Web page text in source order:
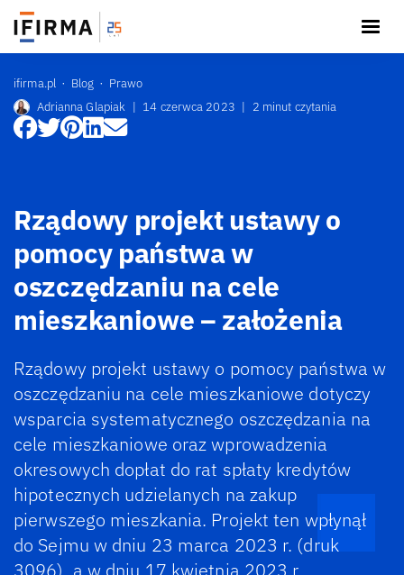
ifirma.pl Blog
Prawo
Adrianna Glapiak | 14 czerwca 2023 | 2 minut czytania
Rządowy projekt ustawy o
pomocy państwa w
oszczędzaniu na cele
mieszkaniowe – założenia
Rządowy projekt ustawy o pomocy państwa w
oszczędzaniu na cele mieszkaniowe dotyczy
wsparcia systematycznego oszczędzania na
cele mieszkaniowe oraz wprowadzenia
okresowych dopłat do rat spłaty kredytów
hipotecznych udzielanych na zakup
pierwszego mieszkania. Projekt ten wpłynął
do Sejmu w dniu 23 marca 2023 r. (druk
3096), a w dniu 17 kwietnia 2023 r.